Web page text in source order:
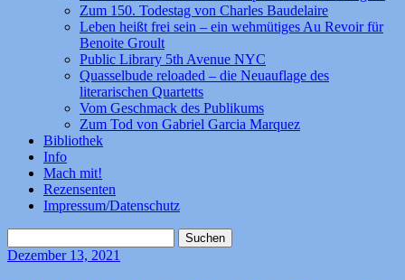
Zum 150. Todestag von Charles Baudelaire
Leben heißt frei sein – ein wehmütiges Au Revoir für
Benoite Groult
Public Library 5th Avenue NYC
Quasselbude reloaded – die Neuauflage des
literarischen Quartetts
Vom Geschmack des Publikums
Zum Tod von Gabriel Garcia Marquez
Bibliothek
Info
Mach mit!
Rezensenten
Impressum/Datenschutz
nach:
Dezember13, 2021